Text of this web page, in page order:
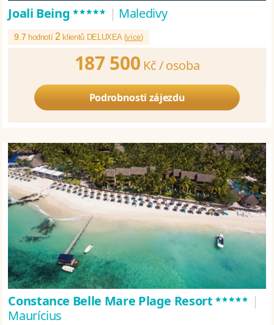
Joali Being***** | Maledivy
9.7 hodnotí 2 klientů DELUXEA (více)
187 500 Kč /osoba
Podrobnosti zájezdu
Constance Belle Mare Plage Resort***** |
Maurícius